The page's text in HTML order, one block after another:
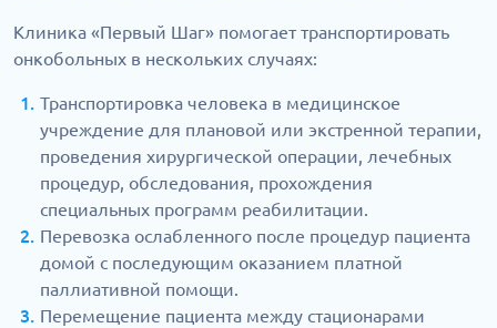
Клиника «Первый Шаг» помогает транспортировать
онкобольных в нескольких случаях:
Транспортировка человека в медицинское
учреждение для плановой или экстренной терапии,
проведения хирургической операции, лечебных
процедур, обследования, прохождения
специальных программ реабилитации.
Перевозка ослабленного после процедур пациента
домой с последующим оказанием платной
паллиативной помощи.
Перемещение пациента между стационарами